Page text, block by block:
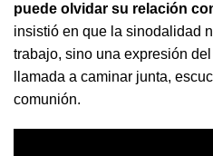
puede olvidar su relación
insistió en que la sinodalidad
trabajo, sino una expresión
llamada a caminar junta,
comunión.